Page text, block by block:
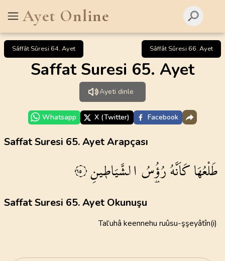
Ayet Online
Sâffât Sûresi 64. Ayet Sâffât Sûresi 66. Ayet
Saffat Suresi 65. Ayet
Ayeti dinle
Whatsapp X (Twitter) Facebook
Saffat Suresi 65. Ayet Arapçası
طَلْعُهَاكَاَنَّهُرُؤُ۫سُالشَّيَاط۪ينِ ٦٥
Saffat Suresi 65. Ayet Okunuşu
Tal’uhâ keennehu ruûsu-şşeyâtîn(i)